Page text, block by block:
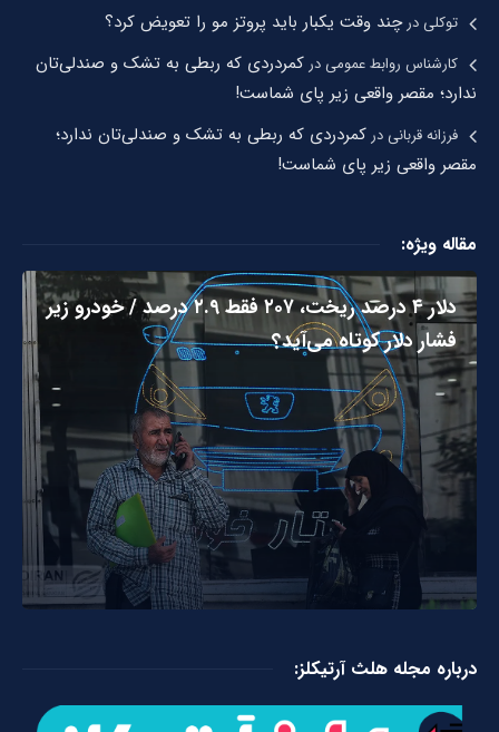
توکلیدرچند وقت یکبار باید پروتز مو را تعویض کرد؟
کارشناس روابط عمومیدر کمردردی که ربطی به تشک و صندلی‌تان
ندارد؛ مقصر واقعی زیر پای شماست!
فرزانه قربانیدر کمردردی که ربطی به تشک و صندلی‌تان ندارد؛
مقصر واقعی زیر پای شماست!
مقاله ویژه:
دلار ۴ درصد ریخت، ۲۰۷ فقط ۲.۹ درصد / خودرو زیر
فشار دلار کوتاه می‌آید؟
درباره مجله هلث آرتیکلز: